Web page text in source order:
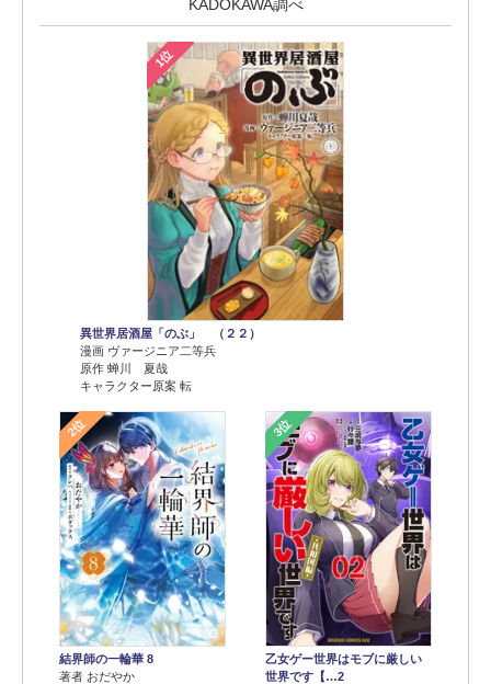
KADOKAWA調べ
1位
異世界居酒屋「のぶ」 （２２）
漫画 ヴァージニア二等兵
原作 蝉川 夏哉
キャラクター原案 転
2位
結界師の一輪華 8
著者 おだやか
3位
乙女ゲー世界はモブに厳しい
世界です【…2